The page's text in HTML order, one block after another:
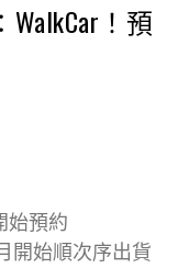
！預
始預約
開始順次序出貨